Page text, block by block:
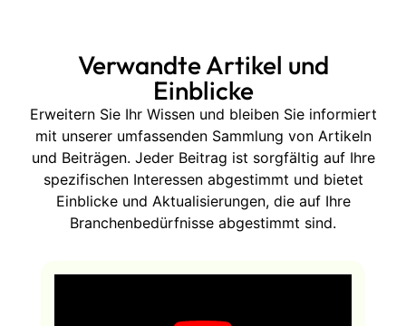
Verwandte Artikel und
Einblicke
Erweitern Sie Ihr Wissen und bleiben Sie informiert
mit unserer umfassenden Sammlung von Artikeln
und Beiträgen. Jeder Beitrag ist sorgfältig auf Ihre
spezifischen Interessen abgestimmt und bietet
Einblicke und Aktualisierungen, die auf Ihre
Branchenbedürfnisse abgestimmt sind.